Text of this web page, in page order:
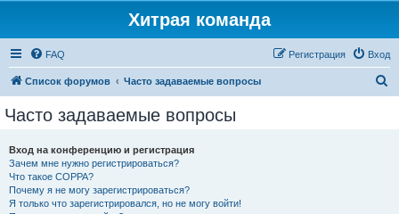
Хитрая команда
FAQ Вход
Регистрация
Список форумов Часто задаваемые вопросы
Часто задаваемые вопросы
Вход на конференцию и регистрация
Зачем мне нужно регистрироваться?
Что такое COPPA?
Почему я не могу зарегистрироваться?
Я только что зарегистрировался, но не могу войти!